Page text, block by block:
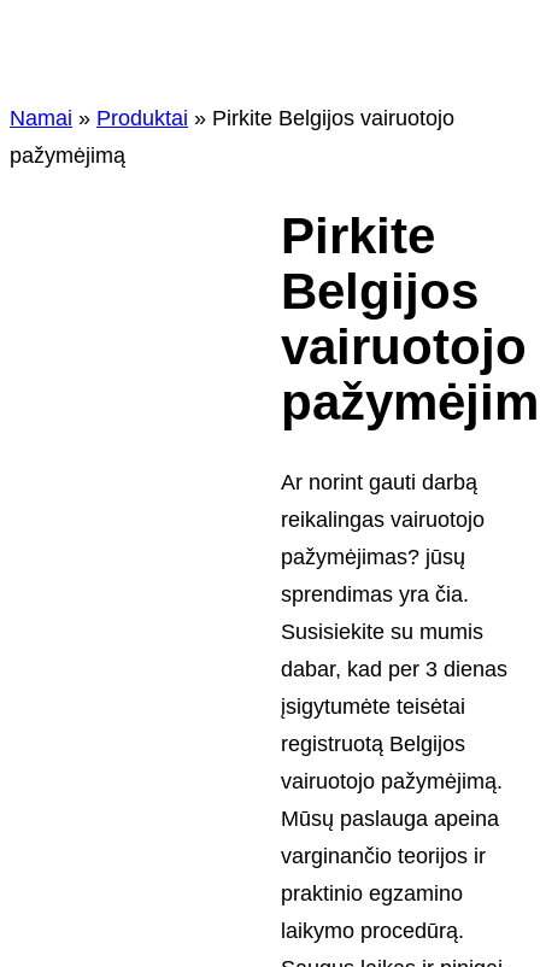
Namai » Produktai » Pirkite Belgijos vairuotojo
pažymėjimą
Pirkite
Belgijos
vairuotojo
Ar norint gauti darbą
reikalingas vairuotojo
pažymėjimas? jūsų
sprendimas yra čia.
Susisiekite su mumis
dabar, kad per 3 dienas
įsigytumėte teisėtai
registruotą Belgijos
vairuotojo pažymėjimą.
Mūsų paslauga apeina
varginančio teorijos ir
praktinio egzamino
laikymo procedūrą.